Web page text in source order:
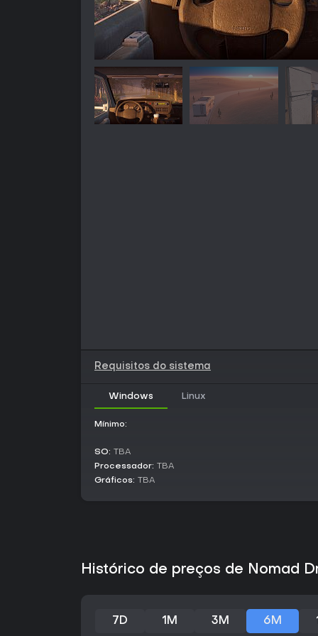
Requisitos do sistema
Windows Linux
Mínimo:
SO: TBA
Processador: TBA
Gráficos: TBA
Histórico de preços de Nomad
7D 1M 3M 6M